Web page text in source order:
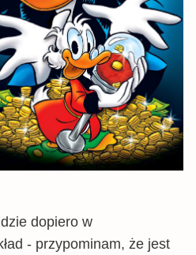
dopiero w
- przypominam, że jest